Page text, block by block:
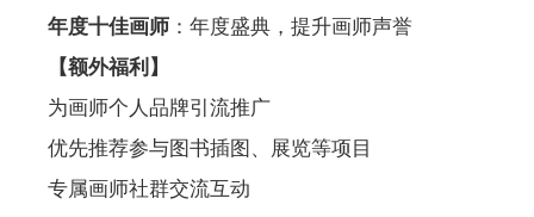
年度十佳画师 ：年度盛典，提升画师声誉
【额外福利】
为画师个人品牌引流推广
优先推荐参与图书插图、展览等项目
专属画师社群交流互动